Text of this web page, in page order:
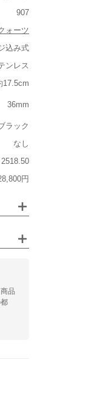
907
ォーツ
込み式
ンレス
17.5cm
36mm
ラック
なし
2518.50
円
なし
なし
大きい
ネス
品